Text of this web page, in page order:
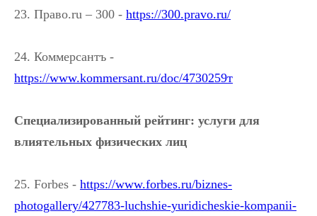
23. Право.ru – 300 - https://300.pravo.ru/
24. Коммерсантъ -
https://www.kommersant.ru/doc/4730259т
Специализированный рейтинг: услуги для
влиятельных физических лиц
25. Forbes - https://www.forbes.ru/biznes-
photogallery/427783-luchshie-yuridicheskie-kompanii-